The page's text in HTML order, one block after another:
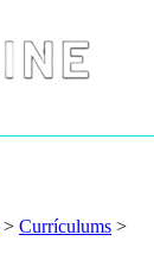
> Currículums >